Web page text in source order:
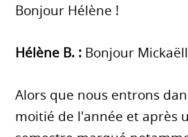
Bonjour Hélène !
Hélène B. : Bonjour
Alors que nous entrons
moitié de l'année et après